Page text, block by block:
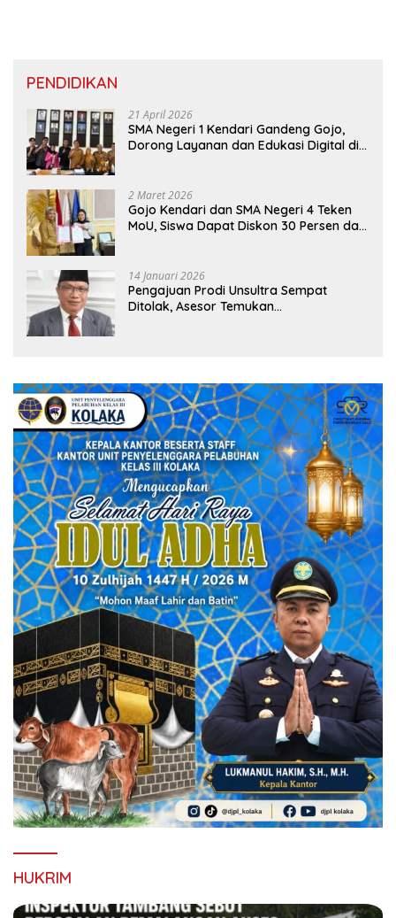
PENDIDIKAN
21 April 2026
SMA Negeri 1 Kendari Gandeng Gojo,
Dorong Layanan dan Edukasi Digital di
2 Maret 2026
Gojo Kendari dan SMA Negeri 4 Teken
MoU, Siswa Dapat Diskon 30 Persen dan
14 Januari 2026
Pengajuan Prodi Unsultra Sempat
Ditolak, Asesor Temukan
HUKRIM